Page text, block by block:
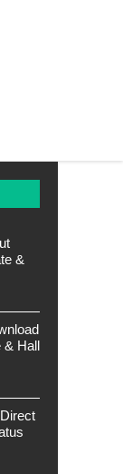
&
& Hall
Direct